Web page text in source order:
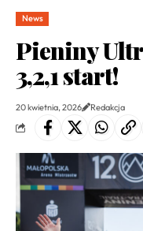
News
Pieniny
3,2,1 start!
20 kwietnia, 2026
Redakcja